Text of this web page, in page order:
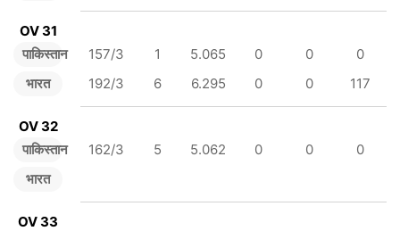
OV 31
पाकिस्तान
भारत
157/3 1 5.065 0 0
0
192/3
6 6.295 0 0 117
OV 32
पाकिस्तान
भारत
162/3 5 5.062 0 0 0
OV 33